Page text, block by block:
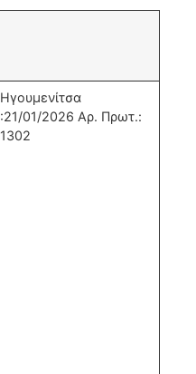
Ηγουμενίτσα
:21/01/2026 Αρ. Πρωτ.:
1302